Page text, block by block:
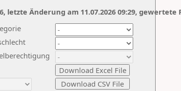
letzte Änderung am 11.07.2026 09:29, gewertete